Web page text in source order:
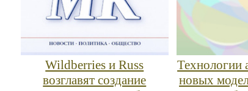
Wildberries и Russ
возглавят создание
Технологии
новых